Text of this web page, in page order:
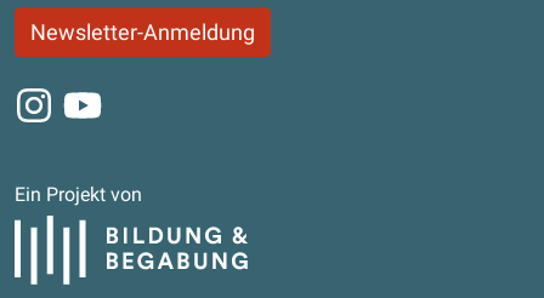
Newsletter-Anmeldung
Instagram
Youtube
Ein Projekt von
Bildung und Begabung